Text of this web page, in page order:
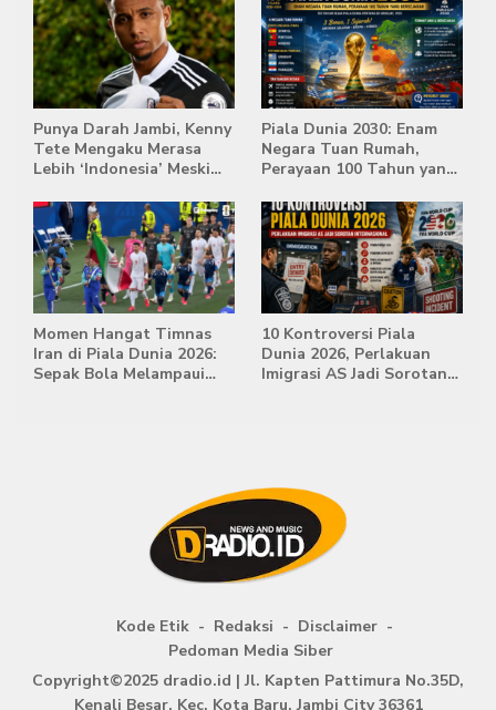
Punya Darah Jambi, Kenny
Tete Mengaku Merasa
Lebih ‘Indonesia’ Meski
Piala Dunia 2030: Enam
Negara Tuan Rumah,
Perayaan 100 Tahun yang
Momen Hangat Timnas
Iran di Piala Dunia 2026:
Sepak Bola Melampaui
10 Kontroversi Piala
Dunia 2026, Perlakuan
Imigrasi AS Jadi Sorotan
Kode Etik Redaksi
Disclaimer
Pedoman Media Siber
Copyright©2025 dradio.id | Jl. Kapten Pattimura No.35D,
Kenali Besar, Kec. Kota Baru, Jambi City 36361